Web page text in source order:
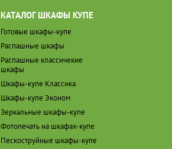
КАТАЛОГ ШКАФЫ КУПЕ
Готовые шкафы-купе
Распашные шкафы
Распашные классичекие
шкафы
Шкафы-купе Классика
Шкафы-купе Эконом
Зеркальные шкафы-купе
Фотопечать на шкафах-купе
Пескоструйные шкафы-купе